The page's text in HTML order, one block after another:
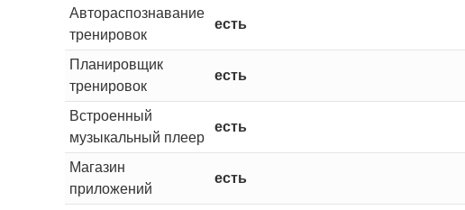
Автораспознавание
тренировок
есть
Планировщик
тренировок
есть
Встроенный
музыкальный плеер
есть
Магазин
приложений
есть